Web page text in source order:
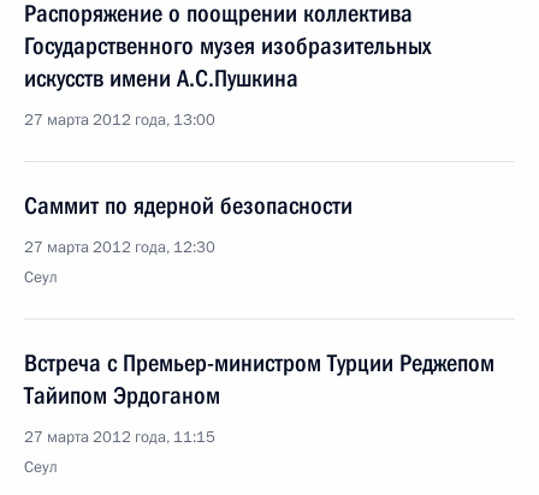
Распоряжение о поощрении коллектива
Государственного музея изобразительных
искусств имени А.С.Пушкина
27 марта 2012 года, 13:00
Саммит по ядерной безопасности
27 марта 2012 года, 12:30
Сеул
Встреча с Премьер-министром Турции Реджепом
Тайипом Эрдоганом
27 марта 2012 года, 11:15
Сеул